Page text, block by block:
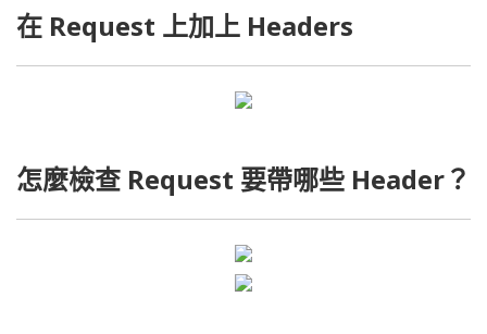
在 Request 上加上 Headers
怎麼檢查 Request 要帶哪些 Header？